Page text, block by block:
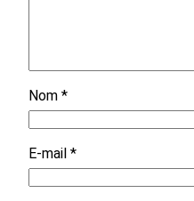
Nom *
E-mail *